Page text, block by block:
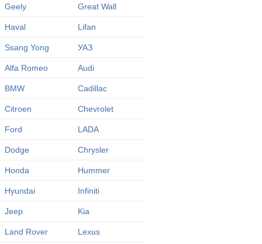
Geely Great Wall
Haval Lifan
Ssang Yong УАЗ
Alfa Romeo Audi
BMW Cadillac
Citroen Chevrolet
Ford LADA
Dodge Chrysler
Honda Hummer
Hyundai Infiniti
Jeep Kia
Land Rover Lexus